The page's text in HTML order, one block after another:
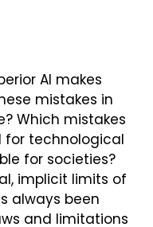
AI makes
mistakes in
Which mistakes
for technological
for societies?
implicit limits of
always been
and limitations